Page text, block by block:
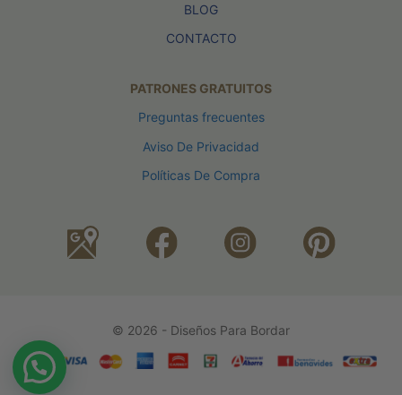
BLOG
CONTACTO
PATRONES GRATUITOS
Preguntas frecuentes
Aviso De Privacidad
Políticas De Compra
© 2026 - Diseños Para Bordar